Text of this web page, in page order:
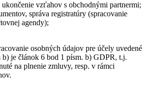
ukončenie vzťahov s obchodnými partnermi;
správa registratúry (spracovanie
agendy);
osobných údajov pre účely uvedené
b) je článok 6 bod 1 písm. b) GDPR, t.j.
na plnenie zmluvy, resp. v rámci